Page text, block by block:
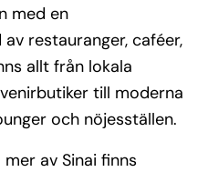
med en
restauranger, caféer,
allt från lokala
till moderna
och nöjesställen.
av Sinai finns